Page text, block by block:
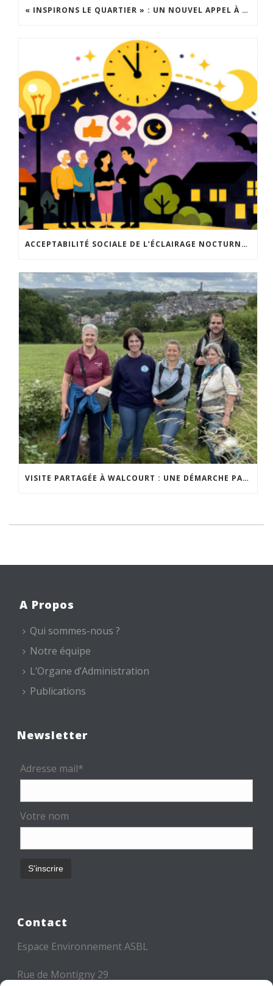
« INSPIRONS LE QUARTIER » : UN NOUVEL APPEL À PROJETS EST LANCÉ !
ACCEPTABILITÉ SOCIALE DE L’ÉCLAIRAGE NOCTURNE : LE REPLAY EST DISPONIBLE
VISITE PARTAGÉE À WALCOURT : UNE DÉMARCHE PARTICIPATIVE ANIMÉE PAR ESPACE ENVIRONNEMENT
A Propos
Qui sommes-nous ?
Notre équipe
L’Organe d’Administration
Publications
Newsletter
Adresse mail*
Votre nom
Contact
Espace Environnement ASBL
Rue de Montigny 29